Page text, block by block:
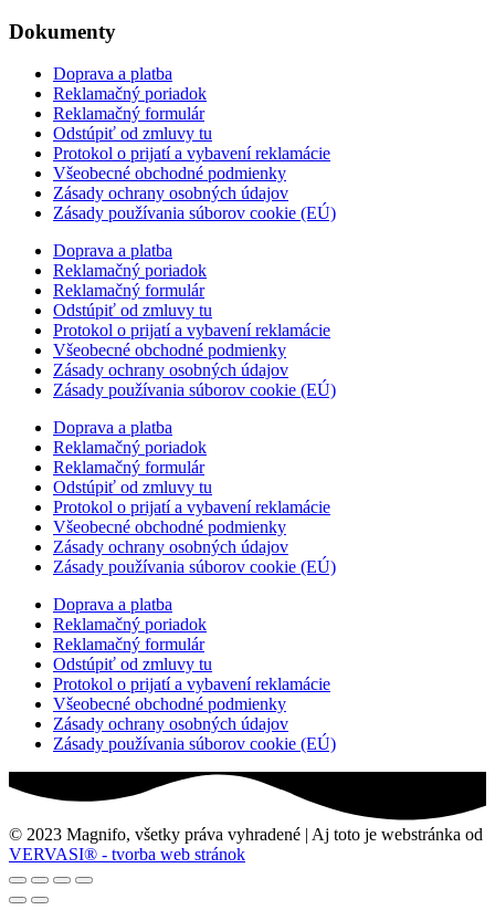
Dokumenty
Doprava a platba
Reklamačný poriadok
Reklamačný formulár
Odstúpiť od zmluvy tu
Protokol o prijatí a vybavení reklamácie
Všeobecné obchodné podmienky
Zásady ochrany osobných údajov
Zásady používania súborov cookie (EÚ)
Doprava a platba
Reklamačný poriadok
Reklamačný formulár
Odstúpiť od zmluvy tu
Protokol o prijatí a vybavení reklamácie
Všeobecné obchodné podmienky
Zásady ochrany osobných údajov
Zásady používania súborov cookie (EÚ)
Doprava a platba
Reklamačný poriadok
Reklamačný formulár
Odstúpiť od zmluvy tu
Protokol o prijatí a vybavení reklamácie
Všeobecné obchodné podmienky
Zásady ochrany osobných údajov
Zásady používania súborov cookie (EÚ)
Doprava a platba
Reklamačný poriadok
Reklamačný formulár
Odstúpiť od zmluvy tu
Protokol o prijatí a vybavení reklamácie
Všeobecné obchodné podmienky
Zásady ochrany osobných údajov
Zásady používania súborov cookie (EÚ)
© 2023 Magnifo, všetky práva vyhradené | Aj toto je webstránka od
VERVASI® - tvorba web stránok